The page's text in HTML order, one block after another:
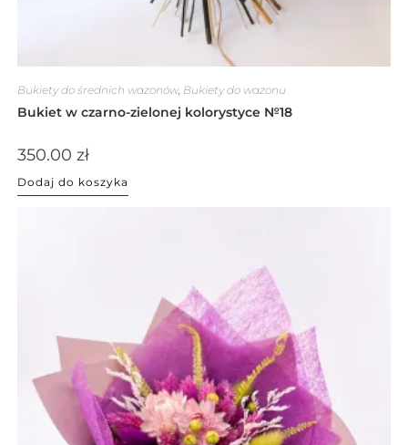
Bukiety do średnich wazonów, Bukiety do wazonu
Bukiet w czarno-zielonej kolorystyce №18
350.00 zł
Dodaj do koszyka